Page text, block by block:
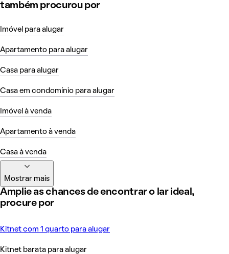
também procurou por
Imóvel para alugar
Apartamento para alugar
Casa para alugar
Casa em condomínio para alugar
Imóvel à venda
Apartamento à venda
Casa à venda
Mostrar mais
Amplie as chances de encontrar o lar ideal,
procure por
Kitnet com 1 quarto para alugar
Kitnet barata para alugar